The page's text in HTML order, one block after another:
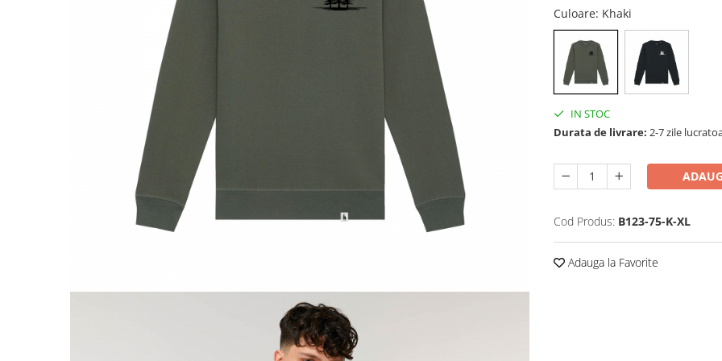
Culoare: Khaki
IN STOC
Durata de livrare: 2-7 zile
Cod Produs: B123-75-K-XL
Adauga la Favorite